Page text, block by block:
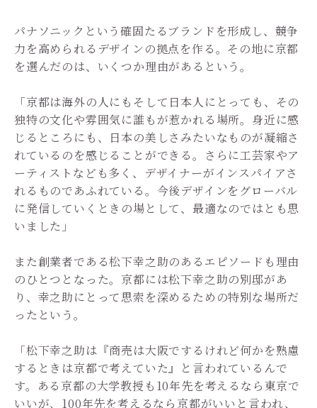
パナソニックという確固たるブランドを形成し、競争
力を高められるデザインの拠点を作る。その地に京都
を選んだのは、いくつか理由があるという。
「京都は海外の人にもそして日本人にとっても、その
独特の文化や雰囲気に誰もが惹かれる場所。身近に感
じるところにも、日本の美しさみたいなものが凝縮さ
れているのを感じることができる。さらに工芸家やア
ーティストなども多く、デザイナーがインスパイアさ
れるものであふれている。今後デザインをグローバル
に発信していくときの場として、最適なのではとも思
いました」
また創業者である松下幸之助のあるエピソードも理由
のひとつとなった。京都には松下幸之助の別邸があ
り、幸之助にとって思索を深めるための特別な場所だ
ったという。
「松下幸之助は『商売は大阪でするけれど何かを熟慮
するときは京都で考えていた』と言われているんで
す。ある京都の大学教授も10年先を考えるなら東京で
いいが、100年先を考えるなら京都がいいと言われ、